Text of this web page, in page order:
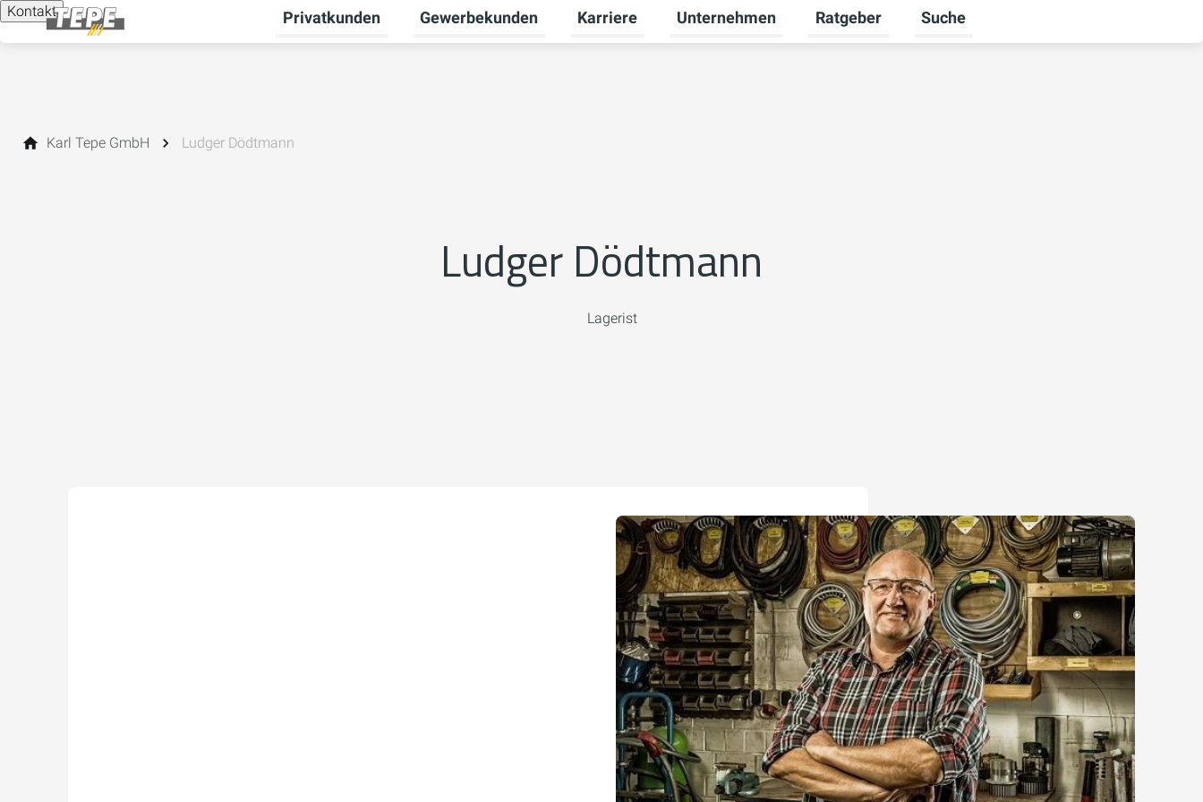
Kontakt Privatkunden
Untermenü für Privatkunden umschalten
Gewerbekunden
Untermenü für Gewerbekunden umschalten
Karriere
Untermenü für Karriere umschalten
Unternehmen
Untermenü für Unternehmen umschalten
Ratgeber
Untermenü für Ratgeber umschalten
Suche
Karl Tepe GmbH Ludger Dödtmann
Ludger Dödtmann
Lagerist